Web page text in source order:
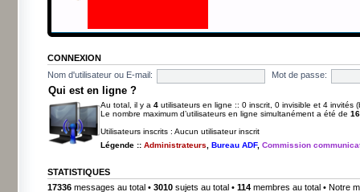
CONNEXION
Nom d'utilisateur ou E-mail:
Mot de passe:
Qui est en ligne ?
Au total, il y a 4 utilisateurs en ligne :: 0 inscrit, 0 invisible et 4 invités
Le nombre maximum d’utilisateurs en ligne simultanément a été de
Utilisateurs inscrits : Aucun utilisateur inscrit
Légende :: Administrateurs Bureau ADF, Commission
STATISTIQUES
17336 messages au total • 3010 sujets au total • 114 membres au total • Notre